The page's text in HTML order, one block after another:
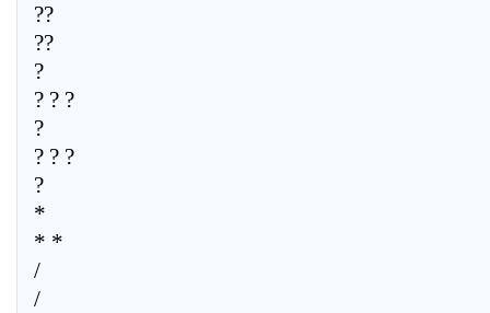
??
??
?
? ? ?
?
? ? ?
?
*
* *
/
/